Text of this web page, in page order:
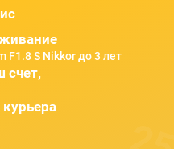
F1.8 S Nikkor до 3 лет
счет,